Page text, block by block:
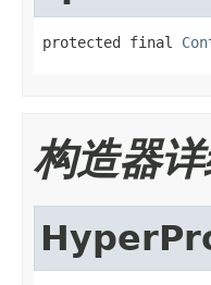
protected final
构造器